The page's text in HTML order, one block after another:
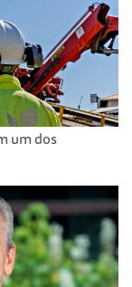
um dos